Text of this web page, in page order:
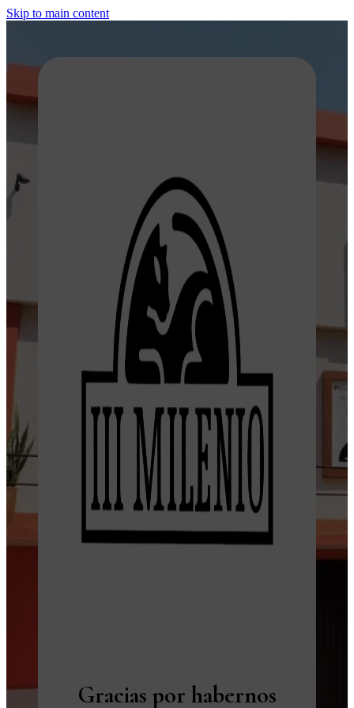
Skip to main content
Gracias por habernos